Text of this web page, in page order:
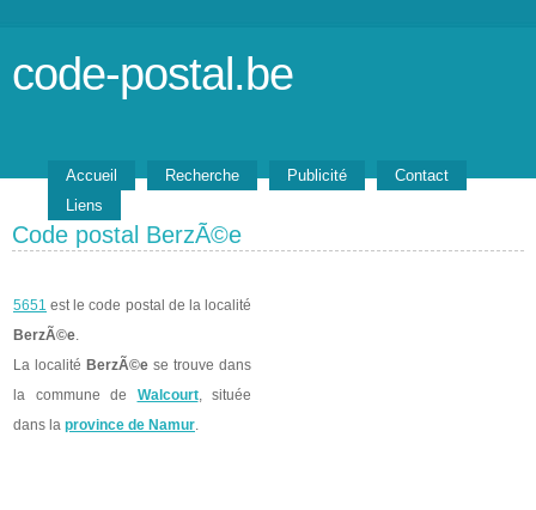
code-postal.be
Accueil Recherche Publicité
Contact
Liens
Code postal BerzÃ©e
5651 est le code postal de la localité
BerzÃ©e.
La localité BerzÃ©e se trouve dans
la commune de Walcourt, située
dans la province de Namur.